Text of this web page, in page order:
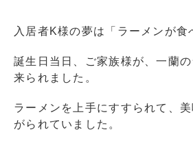
入居者K様の夢は「ラーメンが食
誕生日当日、ご家族様が、一蘭
来られました。
ラーメンを上手にすすられて、
がられていました。